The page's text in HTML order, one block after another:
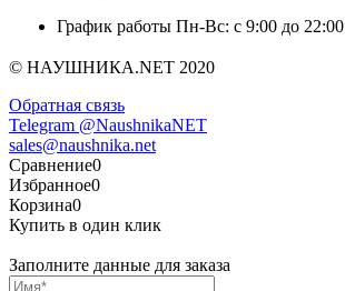
График работы Пн-Вс: с 9:00 до 22:00
© НАУШНИКА.NET 2020
Обратная связь
Telegram @NaushnikaNET
sales@naushnika.net
Сравнение0
Избранное0
Корзина0
Купить в один клик
Заполните данные для заказа